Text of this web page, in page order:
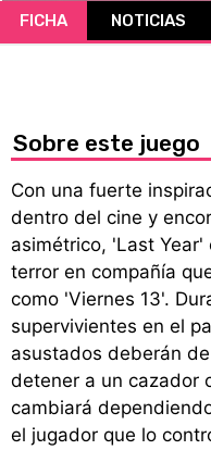
FICHA NOTICIAS
Sobre este juego
Con una fuerte
dentro del cine y
asimétrico, 'Last
terror en compañía
como 'Viernes 13'.
supervivientes en el
asustados deberán
detener a un cazador
cambiará
el jugador que lo